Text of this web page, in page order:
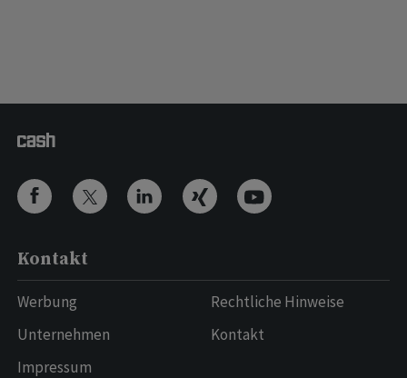
Kontakt
Werbung
Unternehmen
Impressum
Rechtliche Hinweise
Kontakt